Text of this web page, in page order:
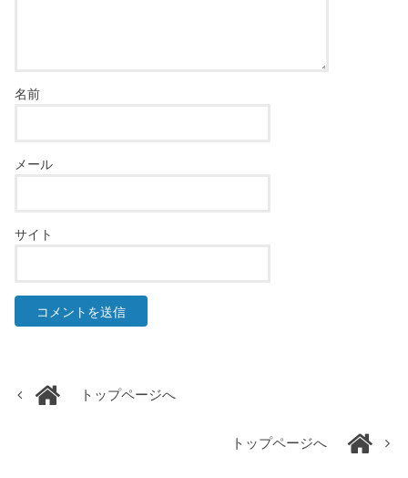
名前
メール
サイト
トップページへ
トップページへ